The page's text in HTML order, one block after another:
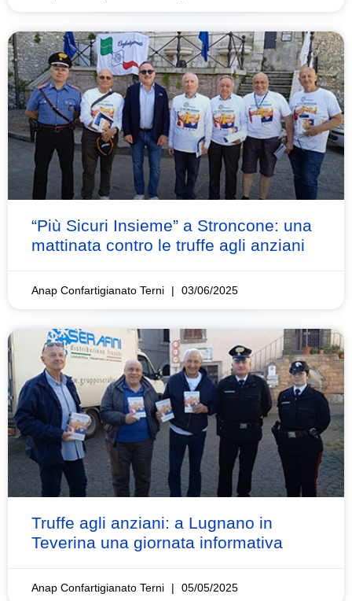
“Più Sicuri Insieme” a Stroncone: una
mattinata contro le truffe agli anziani
Anap Confartigianato Terni 03/06/2025
Truffe agli anziani: a Lugnano in
Teverina una giornata informativa
Anap Confartigianato Terni 05/05/2025